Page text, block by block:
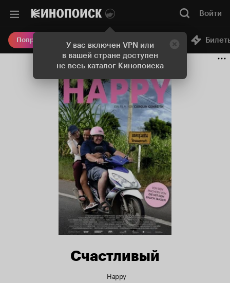
У вас включен VPN или
в вашей стране доступен
не весь каталог Кинопоиска
Войти
Попробовать Плюс Онлайн-кинотеатр
Счастливый
Happy